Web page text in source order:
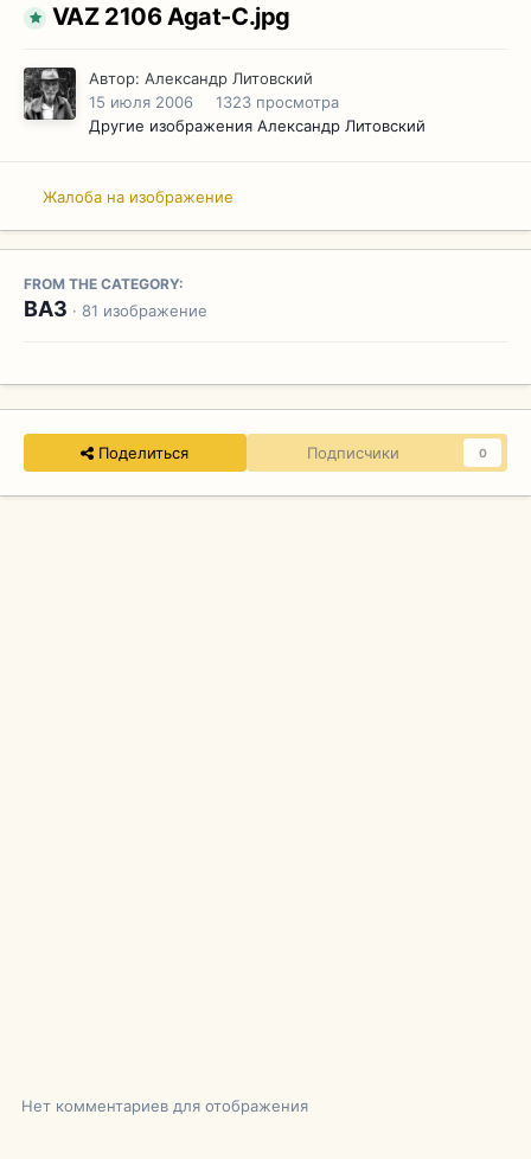
VAZ 2106 Agat-C.jpg
Автор: Александр Литовский
15 июля 2006
1323 просмотра
Другие изображения Александр Литовский
Жалоба на изображение
FROM THE CATEGORY:
ВАЗ · 81 изображение
Поделиться Подписчики 0
Нет комментариев для отображения